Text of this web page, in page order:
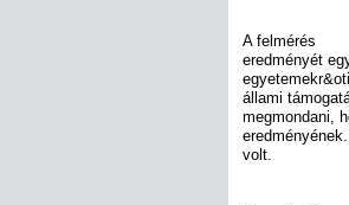
A felmérés
eredményét
állami
megmondani,
volt.